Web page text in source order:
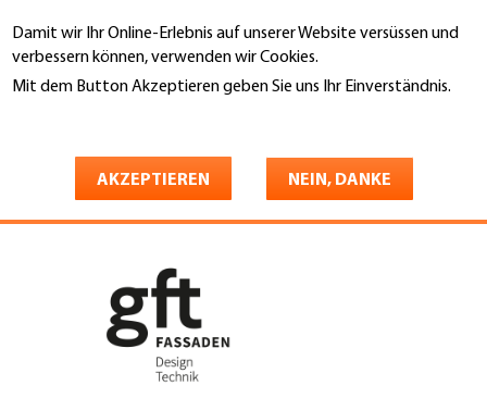
Damit wir Ihr Online-Erlebnis auf unserer Website versüssen und
verbessern können, verwenden wir Cookies.
Mit dem Button Akzeptieren geben Sie uns Ihr Einverständnis.
AKZEPTIEREN NEIN, DANKE
zum
Inhalt
GFT Fassaden AG